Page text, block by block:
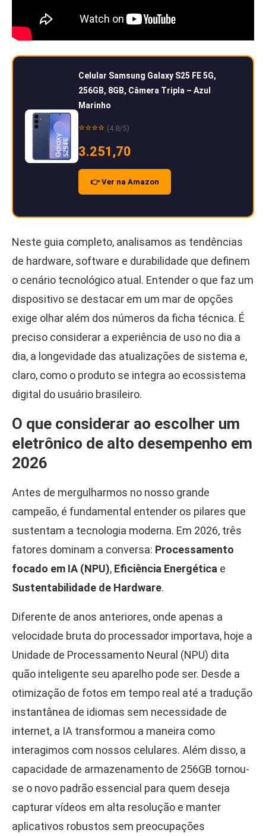
Celular Samsung Galaxy S25 FE 5G,
256GB, 8GB, Câmera Tripla – Azul
Marinho
⭐⭐⭐⭐ (4.8/5)
3.251,70
👉 Ver na Amazon
Neste guia completo, analisamos as tendências
de hardware, software e durabilidade que definem
o cenário tecnológico atual. Entender o que faz um
dispositivo se destacar em um mar de opções
exige olhar além dos números da ficha técnica. É
preciso considerar a experiência de uso no dia a
dia, a longevidade das atualizações de sistema e,
claro, como o produto se integra ao ecossistema
digital do usuário brasileiro.
O que considerar ao escolher um
eletrônico de alto desempenho em
2026
Antes de mergulharmos no nosso grande
campeão, é fundamental entender os pilares que
sustentam a tecnologia moderna. Em 2026, três
fatores dominam a conversa: Processamento
focado em IA (NPU), Eficiência Energética e
Sustentabilidade de Hardware.
Diferente de anos anteriores, onde apenas a
velocidade bruta do processador importava, hoje a
Unidade de Processamento Neural (NPU) dita
quão inteligente seu aparelho pode ser. Desde a
otimização de fotos em tempo real até a tradução
instantânea de idiomas sem necessidade de
internet, a IA transformou a maneira como
interagimos com nossos celulares. Além disso, a
capacidade de armazenamento de 256GB tornou-
se o novo padrão essencial para quem deseja
capturar vídeos em alta resolução e manter
aplicativos robustos sem preocupações